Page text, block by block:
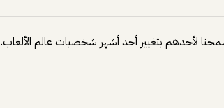
لأحدهم بتغيير أحد أشهر شخصيات عالم الألعاب.